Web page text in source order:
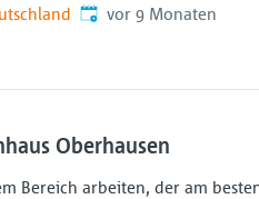
Veröffentlicht:
vor 9 Monaten
Oberhausen
Bereich arbeiten, der am